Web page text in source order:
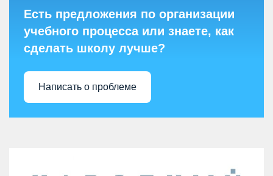
Есть предложения по организации
учебного процесса или знаете, как
сделать школу лучше?
Написать о проблеме